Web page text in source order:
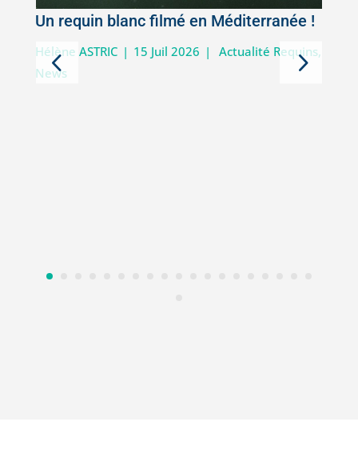
Un requin blanc filmé en Méditerranée !
Hélène ASTRIC | 15 Juil 2026 | Actualité Requins,
News